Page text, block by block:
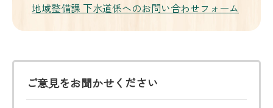
地域整備課 下水道係へのお問い合わせフォーム
ご意見をお聞かせください